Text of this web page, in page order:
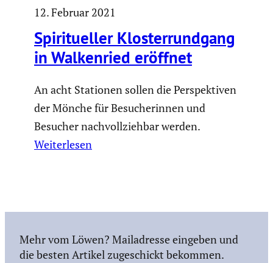
12. Februar 2021
Spiri­tu­eller Kloster­rund­gang
in Walken­ried eröffnet
An acht Stationen sollen die Perspektiven
der Mönche für Besucherinnen und
Besucher nachvollziehbar werden.
Weiterlesen
Mehr vom Löwen? Mailadresse eingeben und
die besten Artikel zugeschickt bekommen.